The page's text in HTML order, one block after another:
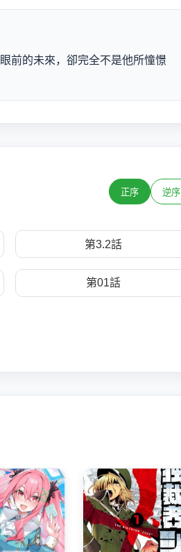
前的未來，卻完全不是他所憧憬
正序 逆序
第3.2話
第01話